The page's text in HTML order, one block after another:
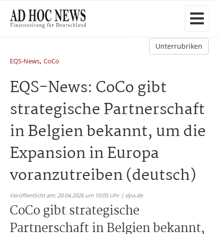
Unterrubriken
EQS-News, CoCo
EQS-News: CoCo gibt
strategische Partnerschaft
in Belgien bekannt, um die
Expansion in Europa
voranzutreiben (deutsch)
Veröffentlicht am: 20.04.2026 um 10:05 Uhr | dpa.de
CoCo gibt strategische
Partnerschaft in Belgien bekannt,